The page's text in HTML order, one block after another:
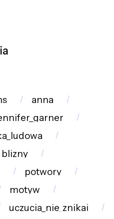
anna
blizny
potwory
motyw
uczucia_nie_znikaj